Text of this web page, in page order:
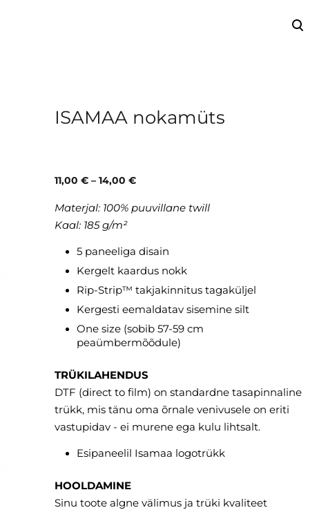
ISAMAA nokamüts
11,00 € –14,00 €
Materjal: 100% puuvillane twill
Kaal: 185 g/m²
5 paneeliga disain
Kergelt kaardus nokk
Rip-Strip™ takjakinnitus tagaküljel
Kergesti eemaldatav sisemine silt
One size (sobib 57-59 cm
peaümbermõõdule)
TRÜKILAHENDUS
DTF (direct to film) on standardne tasapinnaline
trükk, mis tänu oma õrnale venivusele on eriti
vastupidav - ei murene ega kulu lihtsalt.
Esipaneelil Isamaa logotrükk
HOOLDAMINE
Sinu toote algne välimus ja trüki kvaliteet